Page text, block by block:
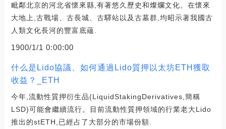
毗鄰北京的河北省懷來縣,有著悠久歷史和燦爛文化。在懷來
大地上,古戰場、古長城、古驛站以及古墓群,均昭示著我國古
人類文化長河的豐富底蘊.
1900/1/1 0:00:00
什么是Lido協議、如何通過Lido質押以太坊ETH獲取
收益？_ETH
今年,流動性質押衍生品(LiquidStakingDerivatives,簡稱
LSD)可能會繼續流行。目前流動性質押領域的行業老大Lido
推出的stETH,已經占了大部分的市場份額.